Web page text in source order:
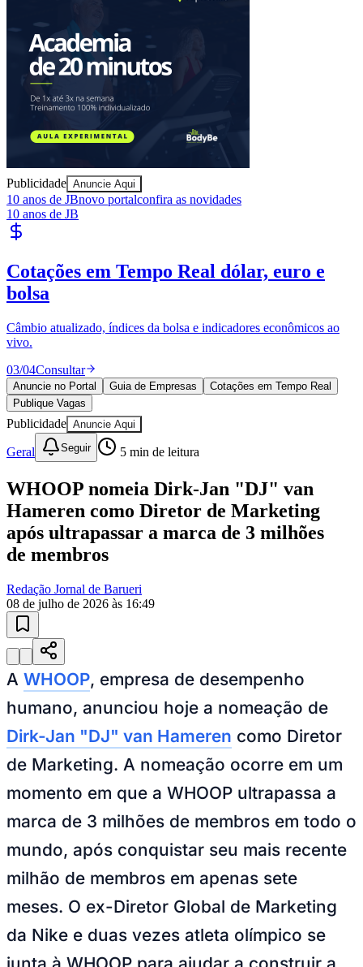
Vitória
Sport
Juventude
Publicidade Anuncie Aqui
10 anos de JBnovo portalconfira as novidades
10 anos de JB
Publique Vagas encontre talentos
Publique vagas e encontre os melhores profissionais da região.
04/04Publicar
Anuncie no Portal
Publique Vagas
Publicidade Anuncie Aqui
Geral Seguir 5min de leitura
WHOOP nomeia Dirk-Jan "DJ" van
após ultrapassar a marca de 3 milhões
de membros
Redação Jornal de Barueri
AWHOOP
humano, anunciou hoje a nomeação de
Dirk-Jan "DJ" van Hamerencomo Diretor
de Marketing. A nomeação ocorre em um
momento em que a WHOOP ultrapassa a
marca de 3 milhões de membros em todo o
mundo, após conquistar seu mais recente
milhão de membros em apenas sete
meses. O ex-Diretor Global de Marketing
da Nike e duas vezes atleta olímpico se
junta à WHOOP para ajudar a construir a
marca global que define o desempenho